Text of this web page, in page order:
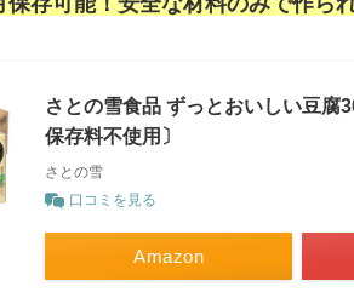
さとの雪食品 ずっとおいしい豆腐
保存料不使用〕
さとの雪
口コミを見る
Amazon